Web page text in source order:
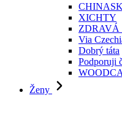
XICHTY
ZDRAVÁ
Via
Dobrý táta
Podporuji
Ženy